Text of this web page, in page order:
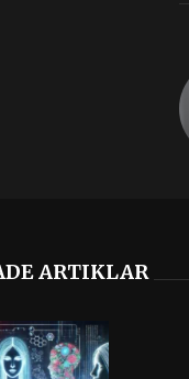
ARTIKLAR